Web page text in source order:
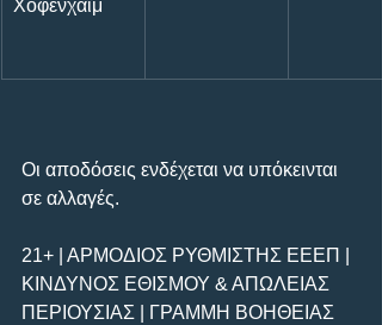
Χόφενχαϊμ
Οι αποδόσεις ενδέχεται να υπόκεινται
σε αλλαγές.
21+ | ΑΡΜΟΔΙΟΣ ΡΥΘΜΙΣΤΗΣ ΕΕΕΠ |
ΚΙΝΔΥΝΟΣ ΕΘΙΣΜΟΥ & ΑΠΩΛΕΙΑΣ
ΠΕΡΙΟΥΣΙΑΣ | ΓΡΑΜΜΗ ΒΟΗΘΕΙΑΣ